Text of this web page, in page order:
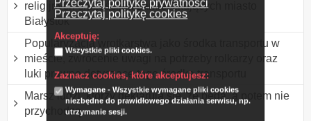
Przeczytaj politykę prywatności
Przeczytaj politykę cookies
Akceptuję:
Wszystkie pliki cookies.
Zaznacz cookies, które akceptujesz:
Wymagane - Wszystkie wymagane pliki cookies
niezbędne do prawidłowego działania serwisu, np.
utrzymanie sesji.
religijnych chrześcijan zamieszkujących miasto
Białystok
Popularyzacja wrotkarstwa jako środka transportu w
mieście, zwrócenie uwagi na potrzeby rolkarzy oraz
luki prawne dotyczące tego środka transportu
Marsz ludzi, którzy deklarują się, że będą, a potem nie
przychodzą.